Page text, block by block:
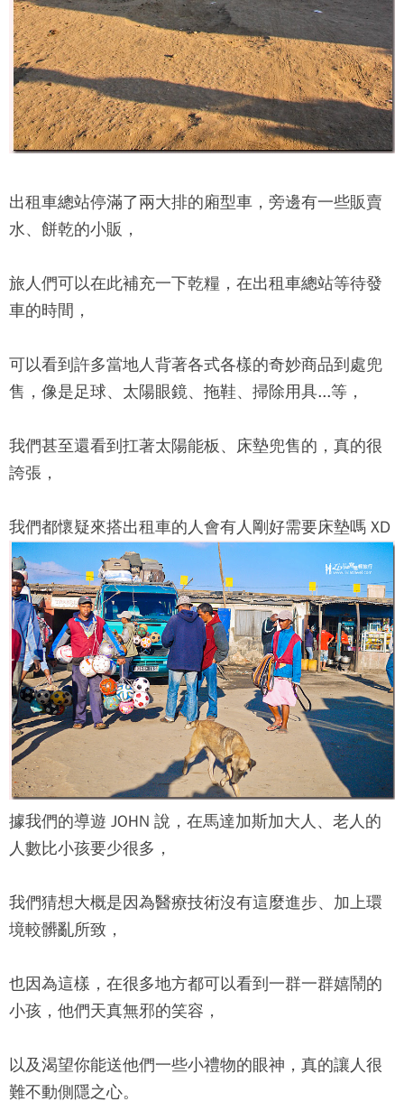
出租車總站停滿了兩大排的廂型車，旁邊有一些販賣
水、餅乾的小販，
旅人們可以在此補充一下乾糧，在出租車總站等待發
車的時間，
可以看到許多當地人背著各式各樣的奇妙商品到處兜
售，像是足球、太陽眼鏡、拖鞋、掃除用具...等，
我們甚至還看到扛著太陽能板、床墊兜售的，真的很
誇張，
我們都懷疑來搭出租車的人會有人剛好需要床墊嗎 XD
據我們的導遊 JOHN 說，在馬達加斯加大人、老人的
人數比小孩要少很多，
我們猜想大概是因為醫療技術沒有這麼進步、加上環
境較髒亂所致，
也因為這樣，在很多地方都可以看到一群一群嬉鬧的
小孩，他們天真無邪的笑容，
以及渴望你能送他們一些小禮物的眼神，真的讓人很
難不動側隱之心。